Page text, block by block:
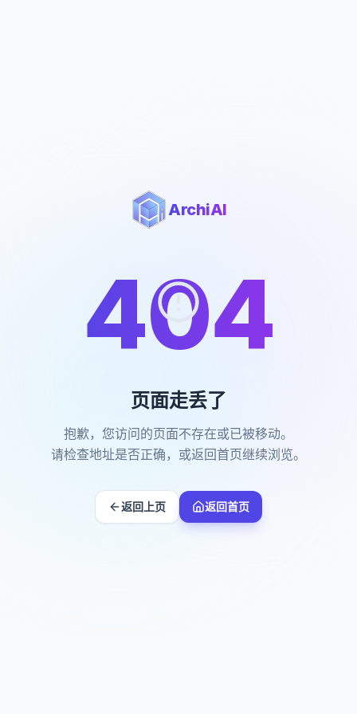
ArchiAI
404
页面走丢了
抱歉，您访问的页面不存在或已被移动。
请检查地址是否正确，或返回首页继续浏览。
返回上页 返回首页